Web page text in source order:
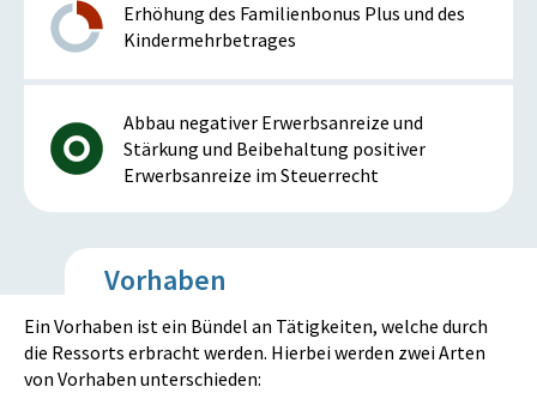
Erhöhung des Familienbonus Plus und des
Kindermehrbetrages
Abbau negativer Erwerbsanreize und
Stärkung und Beibehaltung positiver
Erwerbsanreize im Steuerrecht
Vorhaben
Ein Vorhaben ist ein Bündel an Tätigkeiten, welche durch
die Ressorts erbracht werden. Hierbei werden zwei Arten
von Vorhaben unterschieden: